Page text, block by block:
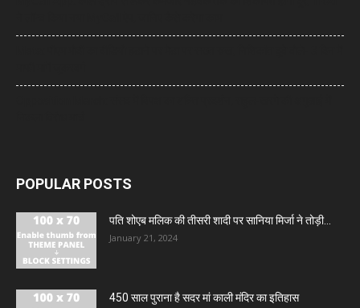
POPULAR POSTS
पति शोएब मलिक की तीसरी शादी पर सानिया मिर्जा ने तोड़ी...
January 21, 2024
450 साल पुराना है सदर मां काली मंदिर का इतिहास